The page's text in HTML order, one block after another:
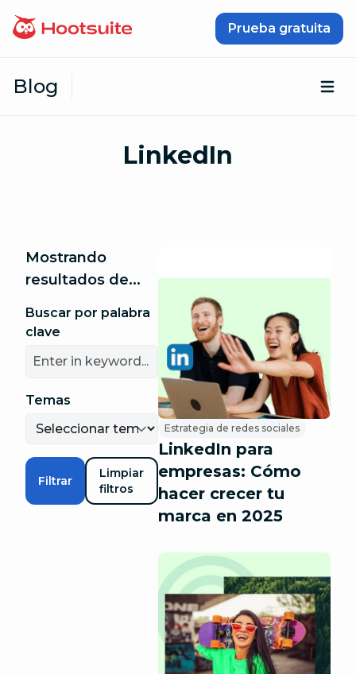
Prueba gratuita
Blog
LinkedIn
Mostrando
resultados de...
Buscar por palabra
clave
Temas
Filtrar
Limpiar
filtros
Estrategia de redes sociales
LinkedIn para
empresas: Cómo
hacer crecer tu
marca en 2025